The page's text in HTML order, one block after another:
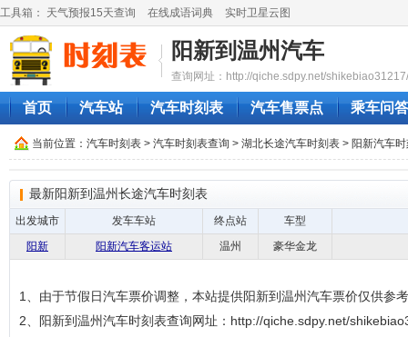
工具箱： 天气预报15天查询 在线成语词典 实时卫星云图
阳新到温州汽车
查询网址：http://qiche.sdpy.net/shikebiao31217/
首页 汽车站 汽车时刻表 汽车售票点 乘车问答
当前位置： 汽车时刻表 > 汽车时刻表查询 > 湖北长途汽车时刻表 > 阳新汽车
最新阳新到温州长途汽车时刻表
出发城市 发车车站 终点站
车型
阳新
阳新汽车客运站 温州 豪华金龙
1、由于节假日汽车票价调整，本站提供阳新到温州汽车票价仅供参
2、阳新到温州汽车时刻表查询网址：http://qiche.sdpy.net/